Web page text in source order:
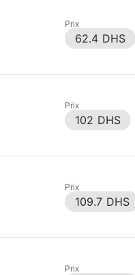
Prix
62.4 DHS
Prix
102 DHS
Prix
109.7 DHS
Prix